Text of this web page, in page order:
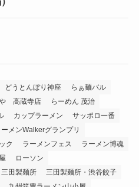
どうとんぼり神座
らぁ麺バル
や 高蔵寺店
らーめん 茂治
カップラーメン
サッポロ一番
ーメンWalkerグランプリ
ク ラーメンフェス
ラーメン博魂
ローソン
三田製麺所
三田製麺所・渋谷餃子